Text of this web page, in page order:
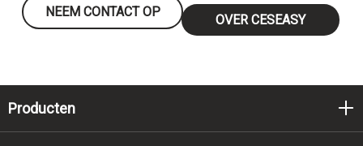
NEEM CONTACT OP
OVER CESEASY
Producten